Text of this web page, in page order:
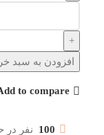
افزودن به سبد
to compare
100 نفر